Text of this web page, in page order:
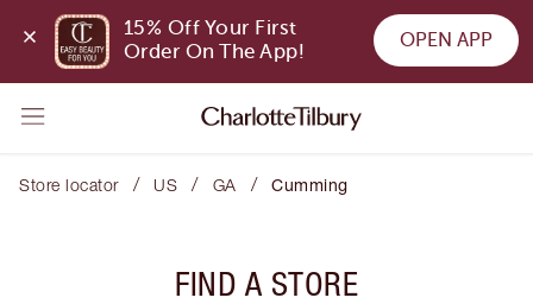
15% Off Your First
Order On The App!
OPEN APP
Store locator / US / GA / Cumming
FIND A STORE